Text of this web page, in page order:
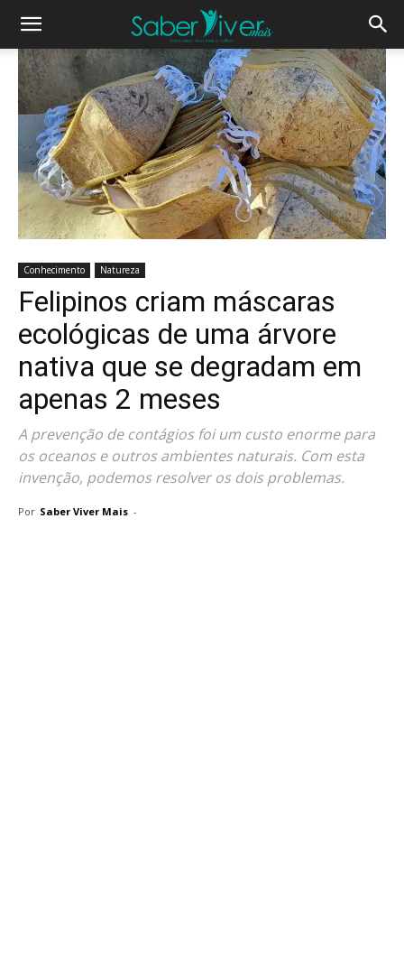
Conhecimento Natureza
Felipinos criam máscaras
ecológicas de uma árvore
nativa que se degradam em
apenas 2 meses
A prevenção de contágios foi um custo enorme para
os oceanos e outros ambientes naturais. Com esta
invenção, podemos resolver os dois problemas.
Por Saber Viver Mais -